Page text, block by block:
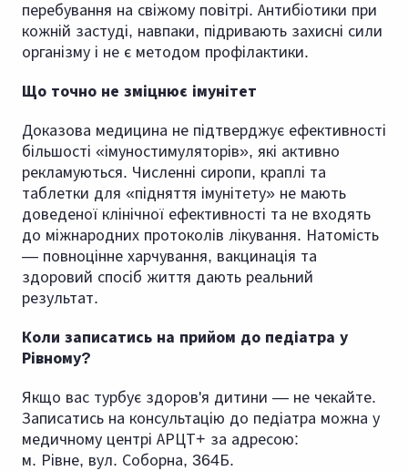
перебування на свіжому повітрі. Антибіотики при
кожній застуді, навпаки, підривають захисні сили
організму і не є методом профілактики.
Що точно не зміцнює імунітет
Доказова медицина не підтверджує ефективності
більшості «імуностимуляторів», які активно
рекламуються. Численні сиропи, краплі та
таблетки для «підняття імунітету» не мають
доведеної клінічної ефективності та не входять
до міжнародних протоколів лікування. Натомість
— повноцінне харчування, вакцинація та
здоровий спосіб життя дають реальний
результат.
Коли записатись на прийом до педіатра у
Рівному?
Якщо вас турбує здоров'я дитини — не чекайте.
Записатись на консультацію до педіатра можна у
медичному центрі АРЦТ+ за адресою:
м. Рівне, вул. Соборна, 364Б.